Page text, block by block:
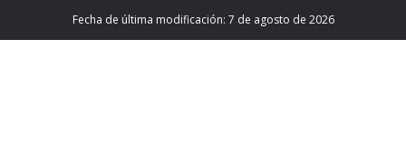
Fecha de última modificación: 7 de agosto de 2026